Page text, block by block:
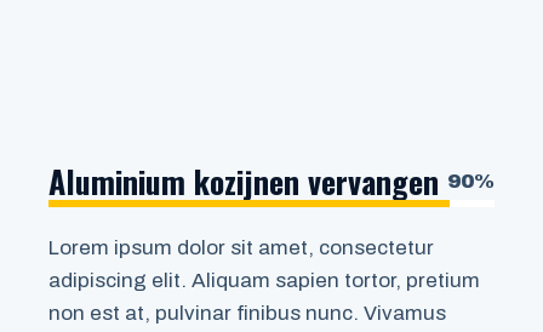
Aluminium kozijnen vervangen 90%
Lorem ipsum dolor sit amet, consectetur
adipiscing elit. Aliquam sapien tortor, pretium
non est at, pulvinar finibus nunc. Vivamus